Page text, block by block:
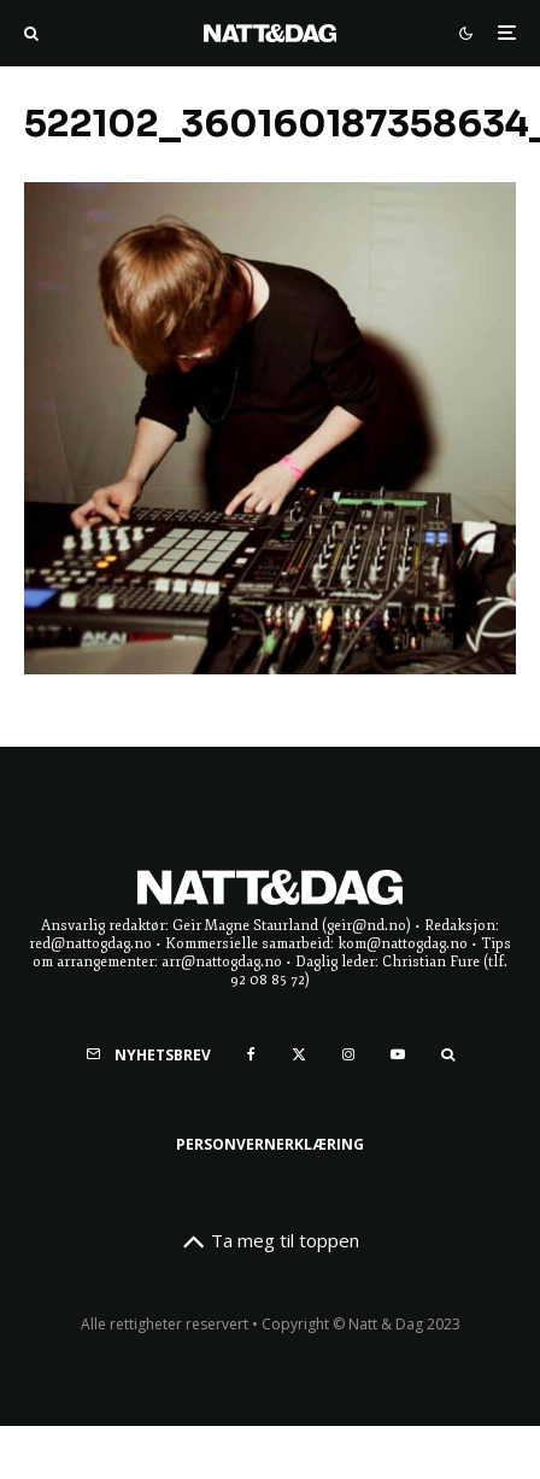
Ansvarlig redaktør: Geir Magne Staurland (geir@nd.no) • Redaksjon:
red@nattogdag.no • Kommersielle samarbeid: kom@nattogdag.no • Tips
om arrangementer: arr@nattogdag.no • Daglig leder: Christian Fure (tlf.
92 08 85 72)
NYHETSBREV
PERSONVERNERKLÆRING
Ta meg til toppen
Alle rettigheter reservert • Copyright © Natt & Dag 2023